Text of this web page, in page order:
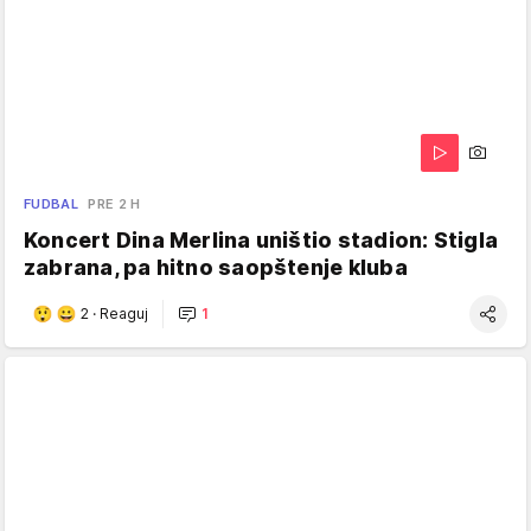
FUDBAL PRE 2 H
Koncert Dina Merlina uništio stadion: Stigla
zabrana, pa hitno saopštenje kluba
2 · Reaguj 1